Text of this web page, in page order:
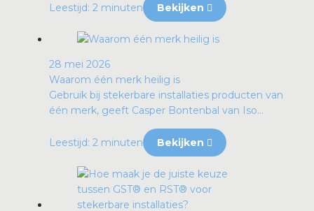
Leestijd: 2 minuten Bekijken
28 mei 2026
Waarom één merk heilig is
Gebruik bij stekerbare installaties producten van
één merk, geeft Casper Bontenbal van Iso...
Leestijd: 2 minuten Bekijken